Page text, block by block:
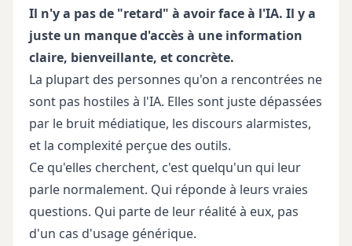
Il n'y a pas de "retard" à avoir face à l'IA. Il y a
juste un manque d'accès à une information
claire, bienveillante, et concrète.
La plupart des personnes qu'on a rencontrées ne
sont pas hostiles à l'IA. Elles sont juste dépassées
par le bruit médiatique, les discours alarmistes,
et la complexité perçue des outils.
Ce qu'elles cherchent, c'est quelqu'un qui leur
parle normalement. Qui réponde à leurs vraies
questions. Qui parte de leur réalité à eux, pas
d'un cas d'usage générique.